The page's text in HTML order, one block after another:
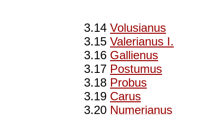
3.14 Volusianus
3.15 Valerianus I.
3.16 Gallienus
3.17 Postumus
3.18 Probus
3.19 Carus
3.20 Numerianus